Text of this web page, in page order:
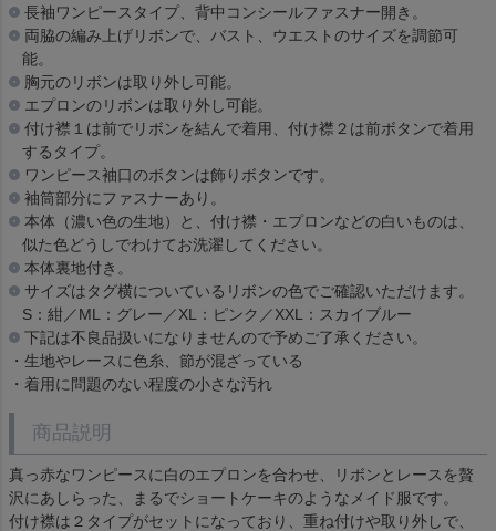
長袖ワンピースタイプ、背中コンシールファスナー開き。
両脇の編み上げリボンで、バスト、ウエストのサイズを調節可
能。
胸元のリボンは取り外し可能。
エプロンのリボンは取り外し可能。
付け襟１は前でリボンを結んで着用、付け襟２は前ボタンで着用
するタイプ。
ワンピース袖口のボタンは飾りボタンです。
袖筒部分にファスナーあり。
本体（濃い色の生地）と、付け襟・エプロンなどの白いものは、
似た色どうしでわけてお洗濯してください。
本体裏地付き。
サイズはタグ横についているリボンの色でご確認いただけます。
S：紺／ML：グレー／XL：ピンク／XXL：スカイブルー
下記は不良品扱いになりませんので予めご了承ください。
・生地やレースに色糸、節が混ざっている
・着用に問題のない程度の小さな汚れ
商品説明
真っ赤なワンピースに白のエプロンを合わせ、リボンとレースを贅
沢にあしらった、まるでショートケーキのようなメイド服です。
付け襟は２タイプがセットになっており、重ね付けや取り外しで、